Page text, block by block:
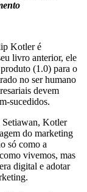
Kotler é
livro anterior, ele
(1.0) para o
no ser humano
devem
sucedidos.
Kotler
do marketing
só como a
vivemos, mas
digital e adotar